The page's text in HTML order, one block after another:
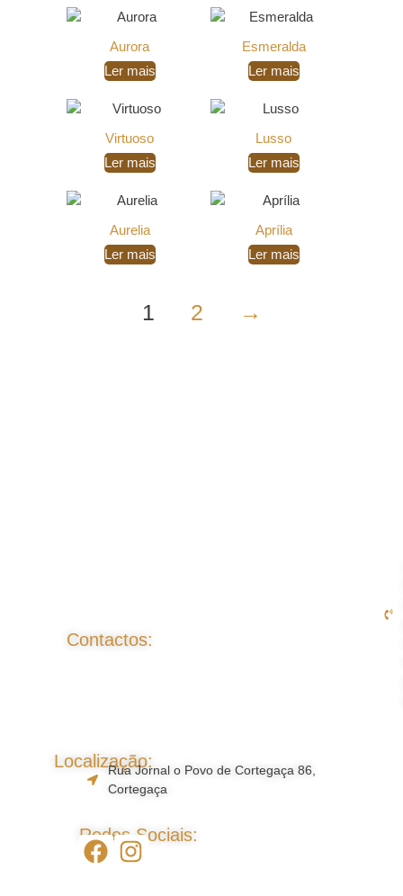
Aurora
Ler mais
Esmeralda
Ler mais
Virtuoso
Ler mais
Lusso
Ler mais
Aurelia
Ler mais
Aprília
Ler mais
1 2 →
Contactos:
Redes Sociais:
Localização:Rua Jornal o Povo de Cortegaça 86,
Cortegaça